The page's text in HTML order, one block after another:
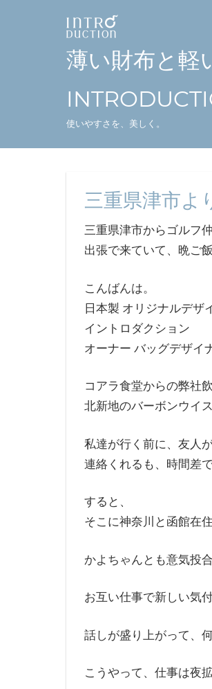
キ
薄い財布と軽
使いやすさを、美しく。
三重県津市よ
三重県津市からゴルフ
出張で来ていて、晩ご飯
こんばんは。
日本製 オリジナルデザ
イントロダクション
オーナー バッグデザイ
コアラ食堂からの弊社飲
北新地のバーボンウイ
私達が行く前に、友人
連絡くれるも、時間差
すると、
そこに神奈川と函館在
かよちゃんとも意気投合
お互い仕事で新しい気
話しが盛り上がって、何
こうやって、仕事は夜拡